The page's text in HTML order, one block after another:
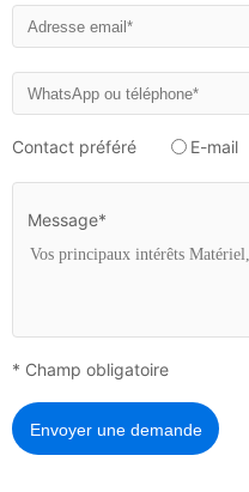
Contact préféré E-mail
Message*
* Champ obligatoire
Envoyer une demande